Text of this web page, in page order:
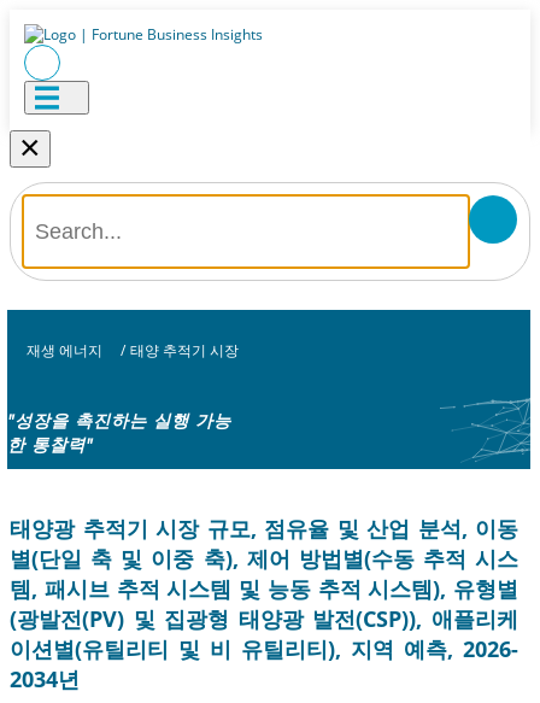
×
재생 에너지 / 태양 추적기 시장
"성장을 촉진하는 실행 가능
한 통찰력"
태양광 추적기 시장 규모, 점유율 및 산업 분석, 이동
별(단일 축 및 이중 축), 제어 방법별(수동 추적 시스
템, 패시브 추적 시스템 및 능동 추적 시스템), 유형별
(광발전(PV) 및 집광형 태양광 발전(CSP)), 애플리케
이션별(유틸리티 및 비 유틸리티), 지역 예측, 2026-
2034년